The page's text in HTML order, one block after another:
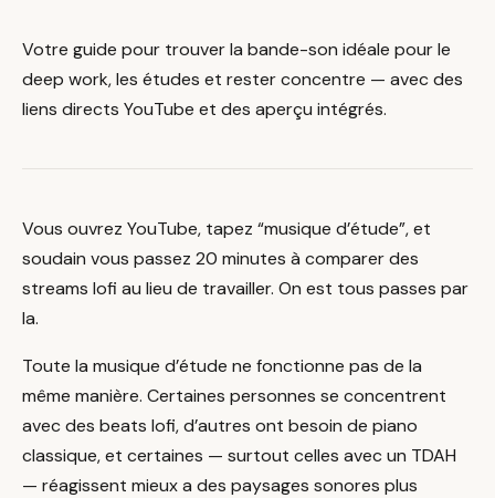
Votre guide pour trouver la bande-son idéale pour le
deep work, les études et rester concentre — avec des
liens directs YouTube et des aperçu intégrés.
Vous ouvrez YouTube, tapez “musique d’étude”, et
soudain vous passez 20 minutes à comparer des
streams lofi au lieu de travailler. On est tous passes par
la.
Toute la musique d’étude ne fonctionne pas de la
même manière. Certaines personnes se concentrent
avec des beats lofi, d’autres ont besoin de piano
classique, et certaines — surtout celles avec un TDAH
— réagissent mieux a des paysages sonores plus